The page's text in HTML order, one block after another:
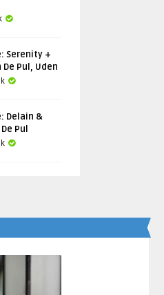
Serenity +
Pul, Uden
Delain &
Pul